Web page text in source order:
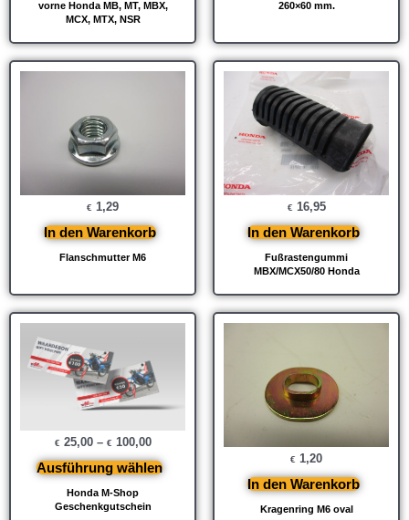
vorne Honda MB, MT, MBX,
MCX, MTX, NSR
260×60 mm.
Flanschmutter M6
€ 1,29
In den Warenkorb
Fußrastengummi
MBX/MCX50/80 Honda
€ 16,95
In den Warenkorb
Honda M-Shop
Geschenkgutschein
€ 25,00– € 100,00
Ausführung wählen
Kragenring M6 oval
€ 1,20
In den Warenkorb